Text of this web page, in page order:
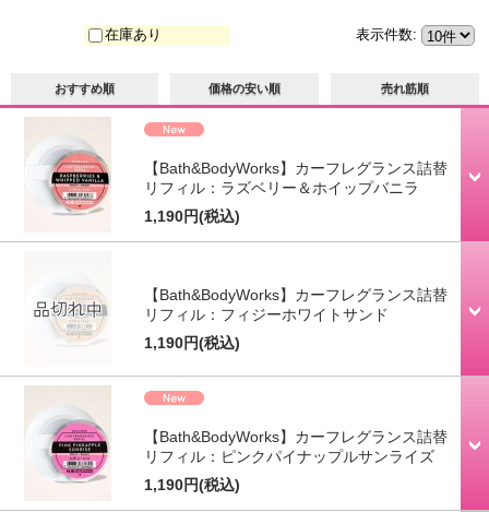
おすすめ順 価格の安い順 売れ筋順
表示件数:
在庫あり
【Bath&BodyWorks】カーフレグランス詰替
リフィル：ラズベリー＆ホイップバニラ
1,190円(税込)
【Bath&BodyWorks】カーフレグランス詰替
リフィル：フィジーホワイトサンド
1,190円(税込)
【Bath&BodyWorks】カーフレグランス詰替
リフィル：ピンクパイナップルサンライズ
1,190円(税込)